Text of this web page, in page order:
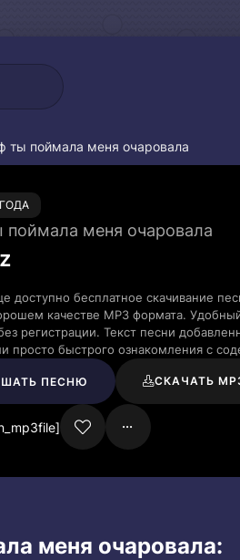
ты поймала меня очаровала
поймала меня очаровала
доступно бесплатное скачивание
качестве MP3 формата.
регистрации. Текст песни
просто быстрого ознакомления с
ПЕСНЮ СКАЧАТЬ
меня очаровала: